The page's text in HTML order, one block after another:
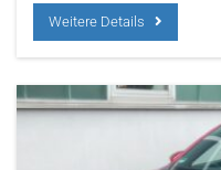
Weitere Details